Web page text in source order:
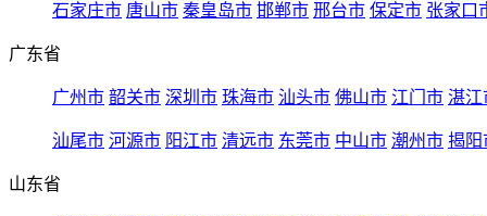
石家庄市 唐山市 秦皇岛市 邯郸市 邢台市 保定市 张家口
广东省
广州市 韶关市 深圳市 珠海市 汕头市 佛山市 江门市 湛江
汕尾市 河源市 阳江市 清远市 东莞市 中山市 潮州市 揭阳
山东省